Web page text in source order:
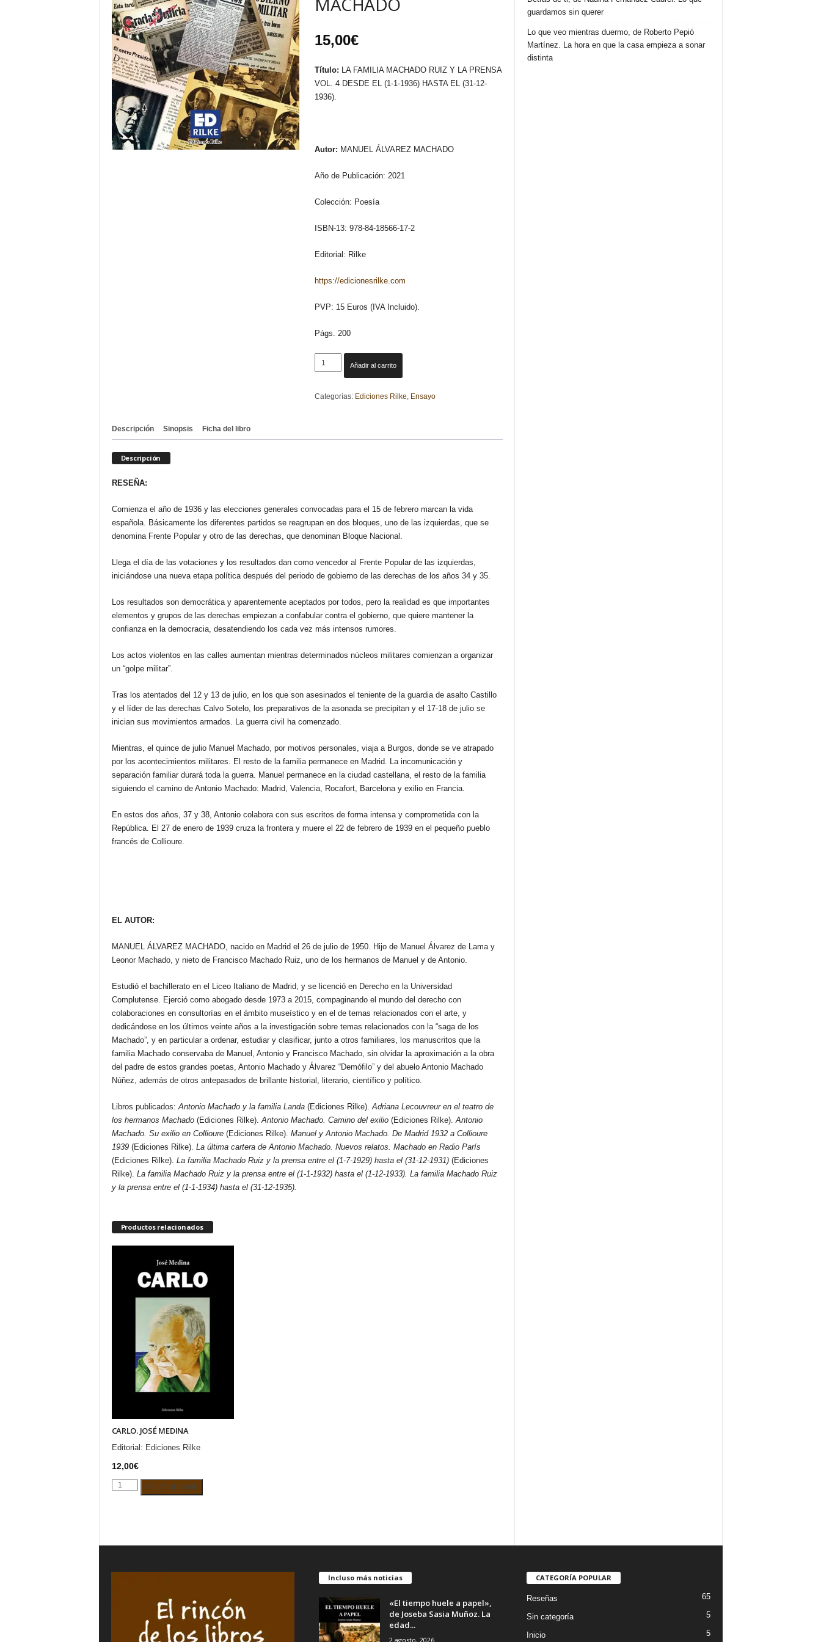
15,00€
Título: LA FAMILIA MACHADO RUIZ Y LA PRENSA
VOL. 4 DESDE EL (1-1-1936) HASTA EL (31-12-
1936).
Autor: MANUEL ÁLVAREZ MACHADO
Año de Publicación: 2021
Colección: Poesía
ISBN-13: 978-84-18566-17-2
Editorial: Rilke
https://edicionesrilke.com
PVP: 15 Euros (IVA Incluido).
Págs. 200
LA
FAMILIA
RUIZ
1-
1936)
HASTA
(31-
12-
MANUEL
ÁLVAREZ
MACHADO
Añadir al carrito
Categorías: Ediciones Rilke, Ensayo
Descripción Sinopsis Ficha del libro
Descripción
RESEÑA:
Comienza el año de 1936 y las elecciones generales convocadas para el 15 de febrero marcan la vida
española. Básicamente los diferentes partidos se reagrupan en dos bloques, uno de las izquierdas, que se
denomina Frente Popular y otro de las derechas, que denominan Bloque Nacional.
Llega el día de las votaciones y los resultados dan como vencedor al Frente Popular de las izquierdas,
iniciándose una nueva etapa política después del periodo de gobierno de las derechas de los años 34 y 35.
Los resultados son democrática y aparentemente aceptados por todos, pero la realidad es que importantes
elementos y grupos de las derechas empiezan a confabular contra el gobierno, que quiere mantener la
confianza en la democracia, desatendiendo los cada vez más intensos rumores.
Los actos violentos en las calles aumentan mientras determinados núcleos militares comienzan a organizar
un “golpe militar”.
Tras los atentados del 12 y 13 de julio, en los que son asesinados el teniente de la guardia de asalto Castillo
y el líder de las derechas Calvo Sotelo, los preparativos de la asonada se precipitan y el 17-18 de julio se
inician sus movimientos armados. La guerra civil ha comenzado.
Mientras, el quince de julio Manuel Machado, por motivos personales, viaja a Burgos, donde se ve atrapado
por los acontecimientos militares. El resto de la familia permanece en Madrid. La incomunicación y
separación familiar durará toda la guerra. Manuel permanece en la ciudad castellana, el resto de la familia
siguiendo el camino de Antonio Machado: Madrid, Valencia, Rocafort, Barcelona y exilio en Francia.
En estos dos años, 37 y 38, Antonio colabora con sus escritos de forma intensa y comprometida con la
República. El 27 de enero de 1939 cruza la frontera y muere el 22 de febrero de 1939 en el pequeño pueblo
francés de Collioure.
EL AUTOR:
MANUEL ÁLVAREZ MACHADO, nacido en Madrid el 26 de julio de 1950. Hijo de Manuel Álvarez de Lama y
Leonor Machado, y nieto de Francisco Machado Ruiz, uno de los hermanos de Manuel y de Antonio.
Estudió el bachillerato en el Liceo Italiano de Madrid, y se licenció en Derecho en la Universidad
Complutense. Ejerció como abogado desde 1973 a 2015, compaginando el mundo del derecho con
colaboraciones en consultorías en el ámbito museístico y en el de temas relacionados con el arte, y
dedicándose en los últimos veinte años a la investigación sobre temas relacionados con la “saga de los
Machado”, y en particular a ordenar, estudiar y clasificar, junto a otros familiares, los manuscritos que la
familia Machado conservaba de Manuel, Antonio y Francisco Machado, sin olvidar la aproximación a la obra
del padre de estos grandes poetas, Antonio Machado y Álvarez “Demófilo” y del abuelo Antonio Machado
Núñez, además de otros antepasados de brillante historial, literario, científico y político.
Libros publicados:Antonio Machado y la familia Landa(Ediciones Rilke).Adriana Lecouvreur en el teatro de
los hermanos Machado(Ediciones Rilke).Antonio Machado. Camino del exilio(Ediciones Rilke).Antonio
Machado. Su exilio en Collioure(Ediciones Rilke). Manuel y Antonio Machado. De Madrid 1932 a Collioure
1939(Ediciones Rilke). La última cartera de Antonio Machado. Nuevos relatos. Machado en Radio París
(Ediciones Rilke). La familia Machado Ruiz y la prensa entre el (1-7-1929) hasta el (31-12-1931) (Ediciones
Rilke). La familia Machado Ruiz y la prensa entre el (1-1-1932) hasta el (1-12-1933). La familia Machado Ruiz
y la prensa entre el (1-1-1934) hasta el (31-12-1935).
Productos relacionados
CARLO. JOSÉ MEDINA
Editorial: Ediciones Rilke
12,00€
CARLO.
Añadir al carrito
guardamos sin querer
Lo que veo mientras duermo, de Roberto Pepió
Martínez. La hora en que la casa empieza a sonar
distinta
Incluso más noticias
«El tiempo huele a papel»,
de Joseba Sasia Muñoz. La
edad...
2 agosto, 2026
CATEGORÍA POPULAR
Reseñas 65
Sin categoría 5
Inicio 5